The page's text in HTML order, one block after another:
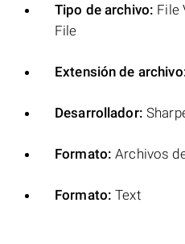
Tipo de archivo: File
File
Extensión de
Desarrollador:
Formato: Archivos
Formato: Text